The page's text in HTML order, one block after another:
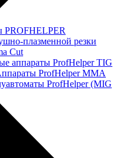
PROFНELPER
плазменной резки
Cut
аппараты ProfHelper TIG
ProfНelper ММА
ProfHelper (MIG